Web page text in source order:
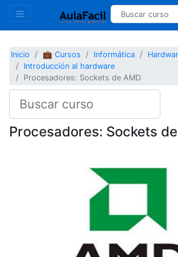
Inicio 💼 Cursos Informática
Introducción al hardware
Procesadores: Sockets de AMD
Procesadores: Sockets